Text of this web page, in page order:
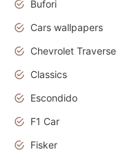
Bufori
Cars wallpapers
Chevrolet Traverse
Classics
Escondido
F1 Car
Fisker